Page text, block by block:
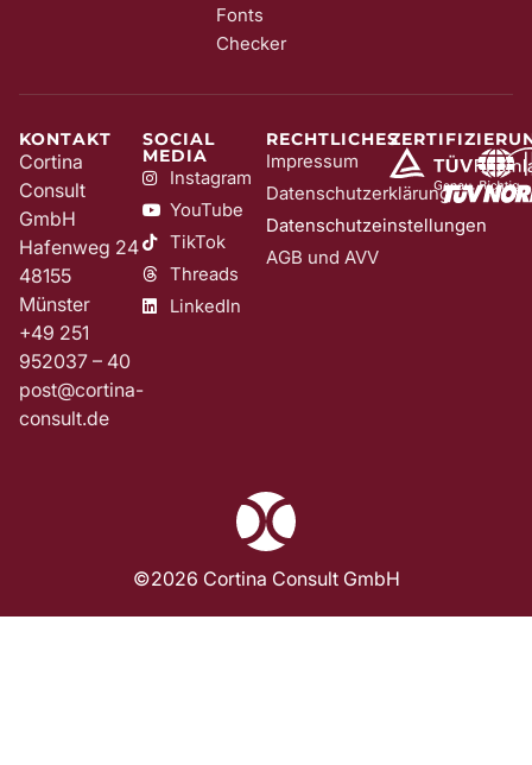
Fonts
Checker
KONTAKT
Cortina
Consult
GmbH
Hafenweg 24
48155
Münster
+49 251
952037 – 40
post@cortina-
consult.de
SOCIAL
MEDIA
Instagram
YouTube
TikTok
Threads
LinkedIn
RECHTLICHES
Impressum
Datenschutzerklärung
Datenschutzeinstellungen
AGB und AVV
©2026 Cortina Consult GmbH